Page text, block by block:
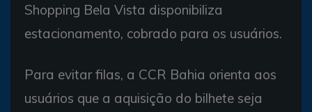
Shopping Bela Vista disponibiliza
estacionamento, cobrado para os usuários.
Para evitar filas, a CCR Bahia orienta aos
usuários que a aquisição do bilhete seja